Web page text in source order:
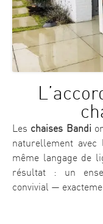
Les chaises Bandi
naturellement
même langage de
résultat : un
convivial —